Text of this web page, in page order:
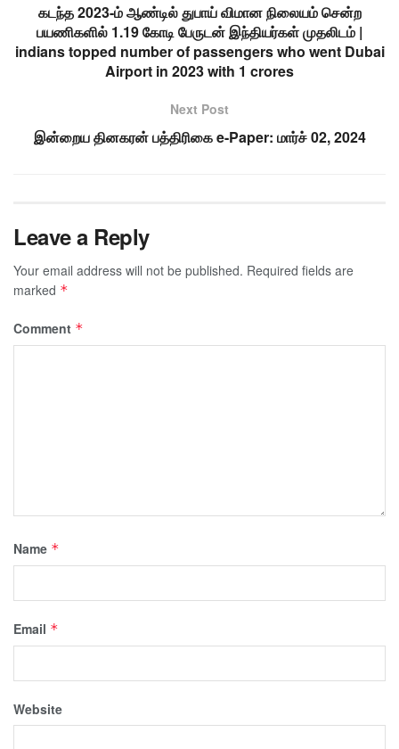
கடந்த 2023-ம் ஆண்டில் துபாய் விமான நிலையம் சென்ற
பயணிகளில் 1.19 கோடி பேருடன் இந்தியர்கள் முதலிடம் |
indians topped number of passengers who went Dubai
Airport in 2023 with 1 crores
Next Post
இன்றைய தினகரன் பத்திரிகை e-Paper: மார்ச் 02, 2024
Leave a Reply
Your email address will not be published. Required fields are
marked *
Comment *
Name *
Email *
Website